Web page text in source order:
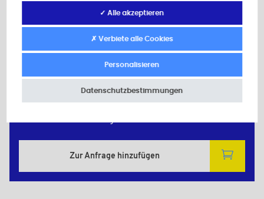
91348TXA
Mindestverkaufsmenge : 5000
Zur Anfrage hinzufügen
✓ Alle akzeptieren
✗ Verbiete alle Cookies
Personalisieren
Datenschutzbestimmungen